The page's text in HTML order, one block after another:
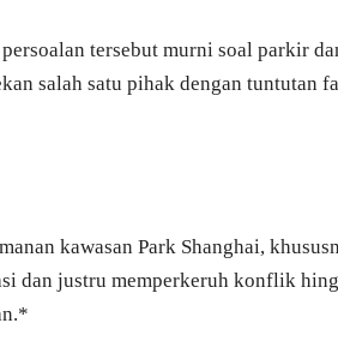
tersebut murni soal parkir
salah satu pihak dengan tuntutan
kawasan Park Shanghai,
dan justru memperkeruh konflik